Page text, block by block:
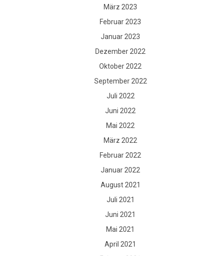
März 2023
Februar 2023
Januar 2023
Dezember 2022
Oktober 2022
September 2022
Juli 2022
Juni 2022
Mai 2022
März 2022
Februar 2022
Januar 2022
August 2021
Juli 2021
Juni 2021
Mai 2021
April 2021